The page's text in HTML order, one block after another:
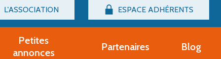
L'ASSOCIATION
Billetterie
adhérent Groupe Vocal
ESPACE ADHÉRENTS
Connexion
Petites
annonces
Partenaires Blog